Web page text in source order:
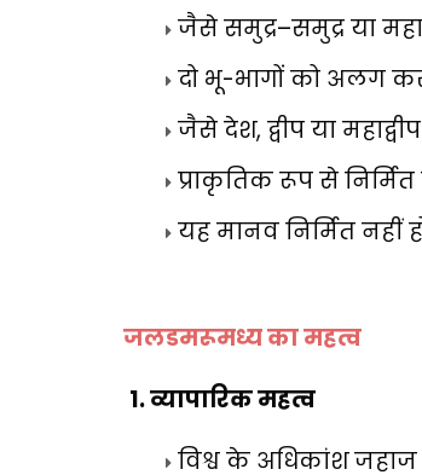
जैसे समुद्र–समुद्र या
दो भू-भागों को अलग
जैसे देश, द्वीप या
प्राकृतिक रूप से निर्मित
यह मानव निर्मित नहीं
जलडमरूमध्य का महत्व
1.व्यापारिक महत्व
विश्व के अधिकांश जहाज